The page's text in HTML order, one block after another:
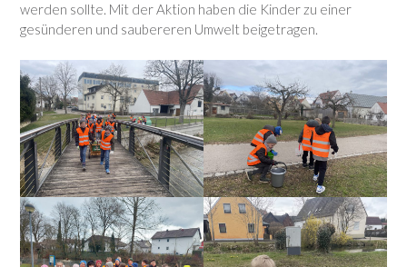
werden sollte. Mit der Aktion haben die Kinder zu einer
gesünderen und saubereren Umwelt beigetragen.